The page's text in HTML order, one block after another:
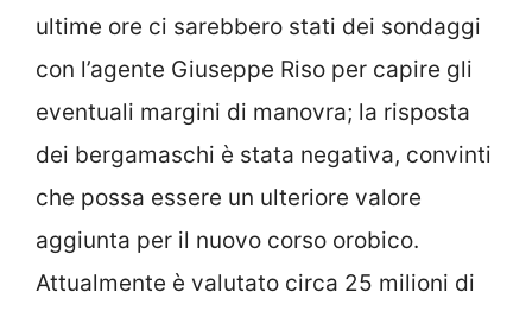
ultime ore ci sarebbero stati dei sondaggi
con l’agente Giuseppe Riso per capire gli
eventuali margini di manovra; la risposta
dei bergamaschi è stata negativa, convinti
che possa essere un ulteriore valore
aggiunta per il nuovo corso orobico.
Attualmente è valutato circa 25 milioni di